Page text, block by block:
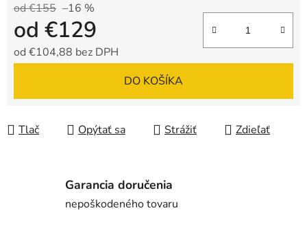
od €155 –16 %
od €129
od €104,88 bez DPH
DO KOŠÍKA
Tlač Opýtať sa Strážiť Zdieľať
Garancia doručenia
nepoškodeného tovaru